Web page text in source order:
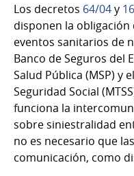
Los decretos 64/04y
disponen la
eventos sanitarios de
Banco de Seguros del
Salud Pública (MSP) y
Seguridad Social
funciona la
sobre siniestralidad
no es necesario que
comunicación, como